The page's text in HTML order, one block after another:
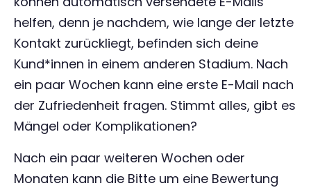
helfen, denn je nachdem, wie lange der letzte
Kontakt zurückliegt, befinden sich deine
Kund*innen in einem anderen Stadium. Nach
ein paar Wochen kann eine erste E-Mail nach
der Zufriedenheit fragen. Stimmt alles, gibt es
Mängel oder Komplikationen?
Nach ein paar weiteren Wochen oder
Monaten kann die Bitte um eine Bewertung